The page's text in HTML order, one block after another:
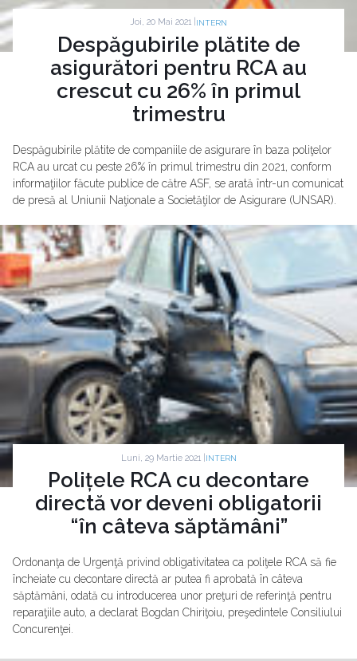
Joi, 20 Mai 2021 | INTERN
Despăgubirile plătite de
asigurători pentru RCA au
crescut cu 26% în primul
trimestru
Despăgubirile plătite de companiile de asigurare în baza poliţelor
RCA au urcat cu peste 26% în primul trimestru din 2021, conform
informaţiilor făcute publice de către ASF, se arată într-un comunicat
de presă al Uniunii Naţionale a Societăţilor de Asigurare (UNSAR).
Luni, 29 Martie 2021 | INTERN
Polițele RCA cu decontare
directă vor deveni obligatorii
“în câteva săptămâni”
Ordonanţa de Urgenţă privind obligativitatea ca poliţele RCA să fie
încheiate cu decontare directă ar putea fi aprobată în câteva
săptămâni, odată cu introducerea unor preţuri de referinţă pentru
reparaţiile auto, a declarat Bogdan Chiriţoiu, preşedintele Consiliului
Concurenţei.